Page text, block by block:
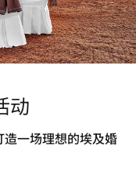
动
一场理想的埃及婚